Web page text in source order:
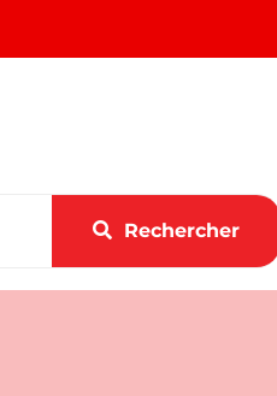
Rechercher